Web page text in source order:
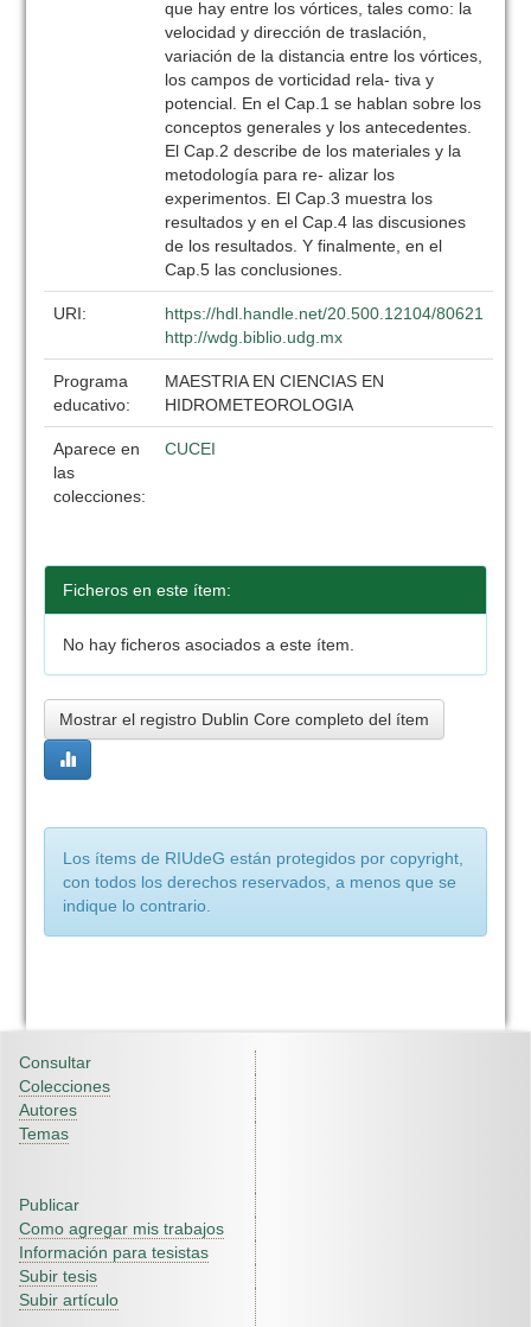
que hay entre los vórtices, tales como: la
velocidad y dirección de traslación,
variación de la distancia entre los vórtices,
los campos de vorticidad rela- tiva y
potencial. En el Cap.1 se hablan sobre los
conceptos generales y los antecedentes.
El Cap.2 describe de los materiales y la
metodología para re- alizar los
experimentos. El Cap.3 muestra los
resultados y en el Cap.4 las discusiones
de los resultados. Y finalmente, en el
Cap.5 las conclusiones.
URI:
https://hdl.handle.net/20.500.12104/80621
http://wdg.biblio.udg.mx
Programa
educativo:
MAESTRIA EN CIENCIAS EN
HIDROMETEOROLOGIA
Aparece en
las
colecciones:
CUCEI
Ficheros en este ítem:
No hay ficheros asociados a este ítem.
Mostrar el registro Dublin Core completo del ítem
Los ítems de RIUdeG están protegidos por copyright,
con todos los derechos reservados, a menos que se
indique lo contrario.
Consultar
Colecciones
Autores
Temas
Publicar
Como agregar mis trabajos
Información para tesistas
Subir tesis
Subir artículo